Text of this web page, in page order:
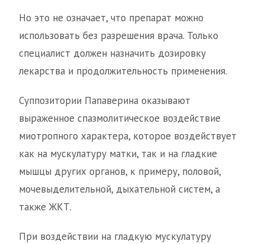
Но это не означает, что препарат можно
использовать без разрешения врача. Только
специалист должен назначить дозировку
лекарства и продолжительность применения.
Суппозитории Папаверина оказывают
выраженное спазмолитическое воздействие
миотропного характера, которое воздействует
как на мускулатуру матки, так и на гладкие
мышцы других органов, к примеру, половой,
мочевыделительной, дыхательной систем, а
также ЖКТ.
При воздействии на гладкую мускулатуру